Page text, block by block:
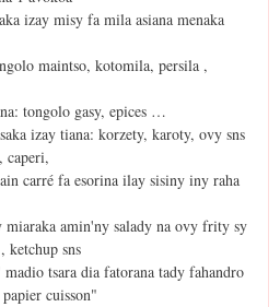
izay misy fa mila asiana menaka
maintso, kotomila, persila ,
tongolo gasy, epices …
izay tiana: korzety, karoty, ovy sns
caperi,
carré fa esorina ilay sisiny iny raha
miaraka amin'ny salady na ovy frity sy
ketchup sns
tsara dia fatorana tady fahandro
cuisson"